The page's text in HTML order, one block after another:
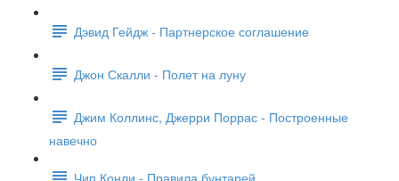
Дэвид Гейдж - Партнерское соглашение
Джон Скалли - Полет на луну
Джим Коллинс, Джерри Поррас - Построенные
навечно
Чип Конли - Правила бунтарей